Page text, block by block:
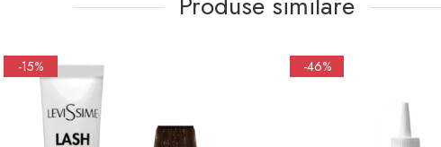
-15% -46%